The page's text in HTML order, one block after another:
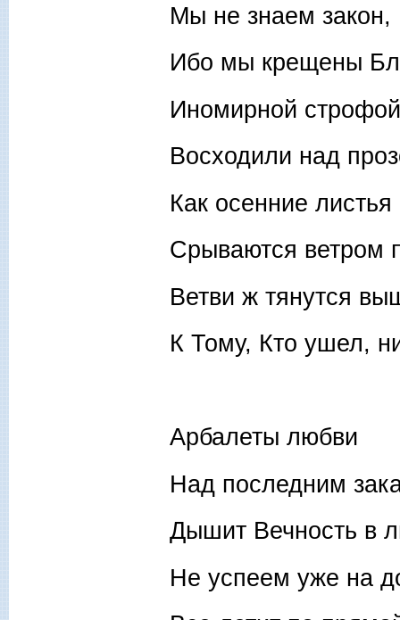
Мы не знаем закон,
Ибо мы крещены
Иномирной строфой
Восходили над
Как осенние листья
Срываются ветром
Ветви ж тянутся
К Тому, Кто ушел,
Арбалеты любви
Над последним
Дышит Вечность в
Не успеем уже на